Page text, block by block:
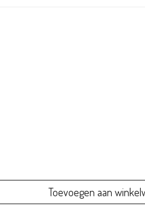
Toevoegen aan